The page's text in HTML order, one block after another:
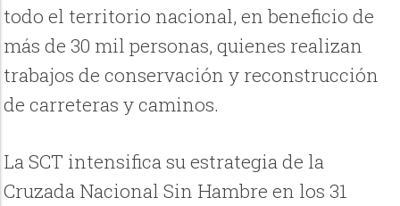
todo el territorio nacional, en beneficio de
más de 30 mil personas, quienes realizan
trabajos de conservación y reconstrucción
de carreteras y caminos.
La SCT intensifica su estrategia de la
Cruzada Nacional Sin Hambre en los 31